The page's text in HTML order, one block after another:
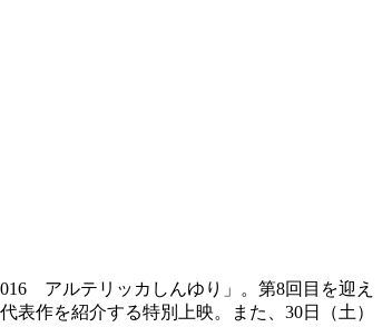
アルテリッカしんゆり」。第8回目を迎え
作を紹介する特別上映。また、30日（土）